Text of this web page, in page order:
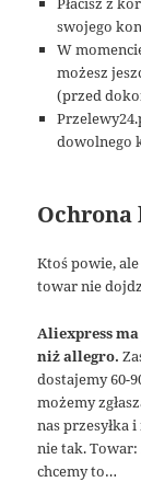
swojego
W
możesz
(przed
dowolnego
Ochrona
Ktoś powie,
towar nie
Aliexpress
niż allegro.
dostajemy 60-
możemy
nas przesyłka
nie tak.
chcemy to…